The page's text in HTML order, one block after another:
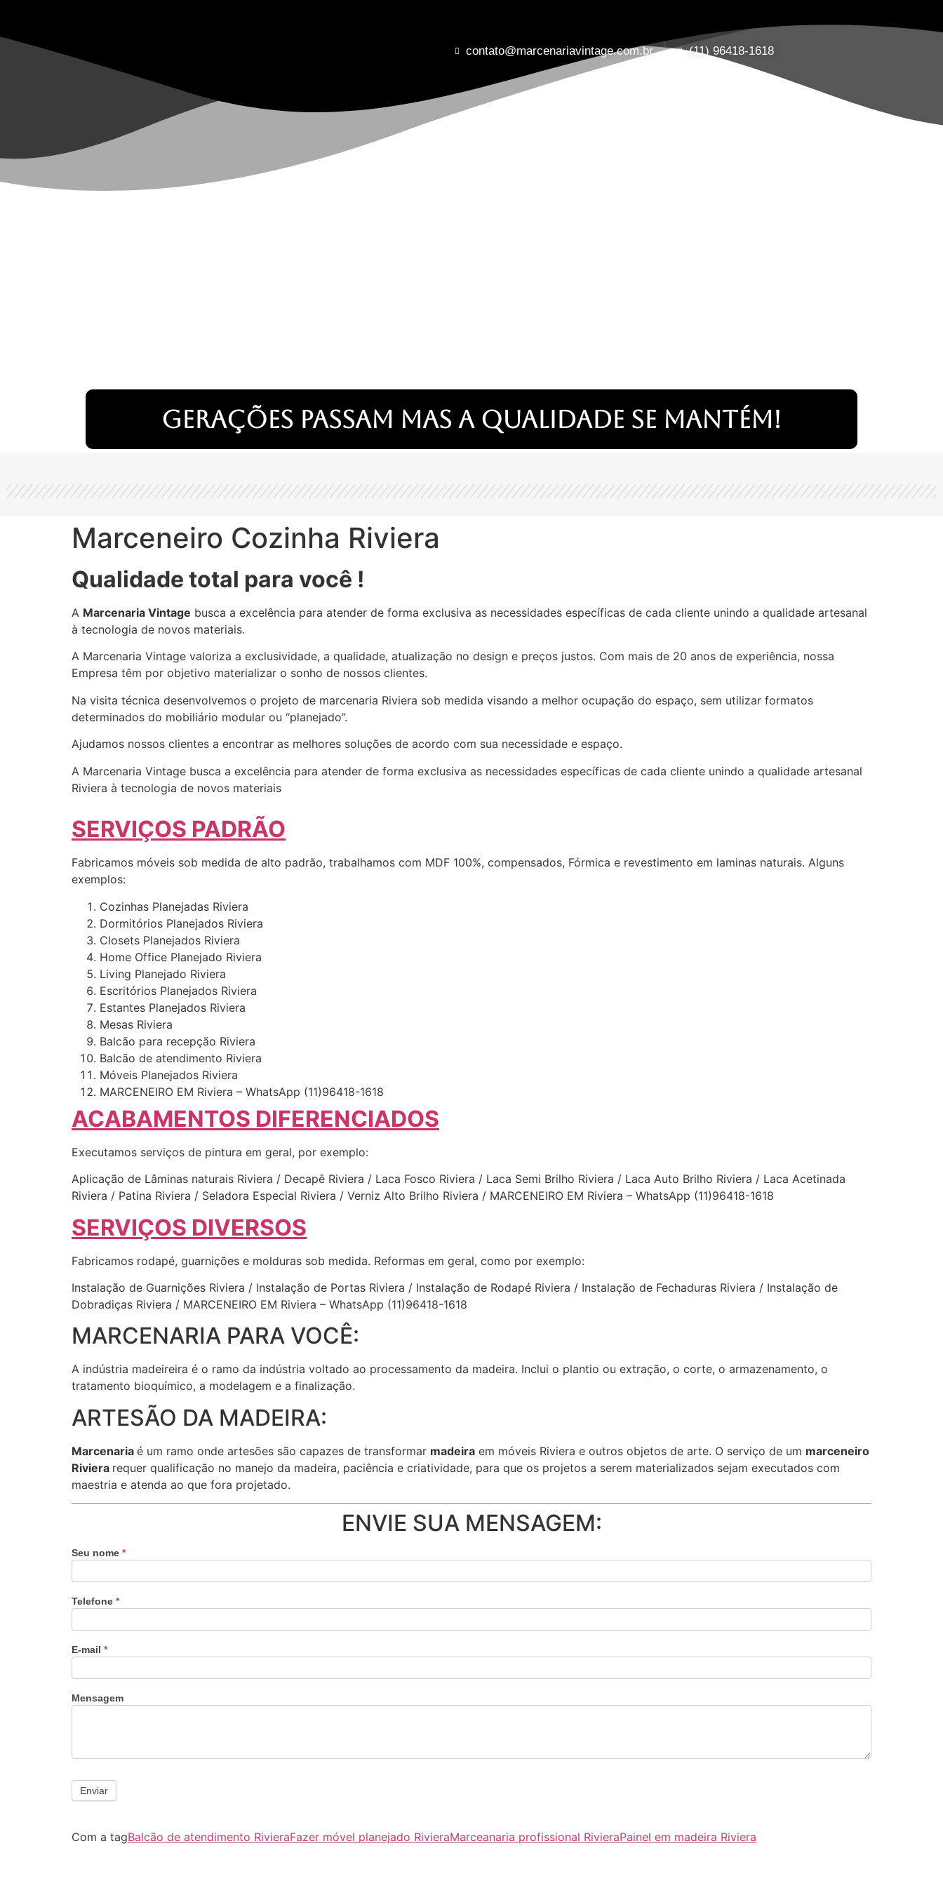
contato@marcenariavintage.com.br (11) 96418-1618
Gerações passam mas a qualidade se mantém!
Marceneiro Cozinha Riviera
Qualidade total para você !
A Marcenaria Vintage busca a excelência para atender de forma exclusiva as necessidades específicas de cada cliente unindo a qualidade artesanal
à tecnologia de novos materiais.
A Marcenaria Vintage valoriza a exclusividade, a qualidade, atualização no design e preços justos. Com mais de 20 anos de experiência, nossa
Empresa têm por objetivo materializar o sonho de nossos clientes.
Na visita técnica desenvolvemos o projeto de marcenaria Riviera sob medida visando a melhor ocupação do espaço, sem utilizar formatos
determinados do mobiliário modular ou “planejado”.
Ajudamos nossos clientes a encontrar as melhores soluções de acordo com sua necessidade e espaço.
A Marcenaria Vintage busca a excelência para atender de forma exclusiva as necessidades específicas de cada cliente unindo a qualidade artesanal
Riviera à tecnologia de novos materiais
SERVIÇOS PADRÃO
Fabricamos móveis sob medida de alto padrão, trabalhamos com MDF 100%, compensados, Fórmica e revestimento em laminas naturais. Alguns
exemplos:
Cozinhas Planejadas Riviera
Dormitórios Planejados Riviera
Closets Planejados Riviera
Home Office Planejado Riviera
Living Planejado Riviera
Escritórios Planejados Riviera
Estantes Planejados Riviera
Mesas Riviera
Balcão para recepção Riviera
Balcão de atendimento Riviera
Móveis Planejados Riviera
MARCENEIRO EM Riviera – WhatsApp (11)96418-1618
ACABAMENTOS DIFERENCIADOS
Executamos serviços de pintura em geral, por exemplo:
Aplicação de Lâminas naturais Riviera / Decapê Riviera / Laca Fosco Riviera / Laca Semi Brilho Riviera / Laca Auto Brilho Riviera / Laca Acetinada
Riviera / Patina Riviera / Seladora Especial Riviera / Verniz Alto Brilho Riviera / MARCENEIRO EM Riviera – WhatsApp (11)96418-1618
SERVIÇOS DIVERSOS
Fabricamos rodapé, guarnições e molduras sob medida. Reformas em geral, como por exemplo:
Instalação de Guarnições Riviera / Instalação de Portas Riviera / Instalação de Rodapé Riviera / Instalação de Fechaduras Riviera / Instalação de
Dobradiças Riviera / MARCENEIRO EM Riviera – WhatsApp (11)96418-1618
MARCENARIA PARA VOCÊ:
A indústria madeireira é o ramo da indústria voltado ao processamento da madeira. Inclui o plantio ou extração, o corte, o armazenamento, o
tratamento bioquímico, a modelagem e a finalização.
ARTESÃO DA MADEIRA:
Marcenaria é um ramo onde artesões são capazes de transformar madeira em móveis Riviera e outros objetos de arte. O serviço de um marceneiro
Riviera requer qualificação no manejo da madeira, paciência e criatividade, para que os projetos a serem materializados sejam executados com
maestria e atenda ao que fora projetado.
ENVIE SUA MENSAGEM:
Seu nome *
Telefone *
E-mail *
Mensagem
Enviar
Com a tagBalcão de atendimento RivieraFazer móvel planejado RivieraMarceanaria profissional RivieraPainel em madeira Riviera